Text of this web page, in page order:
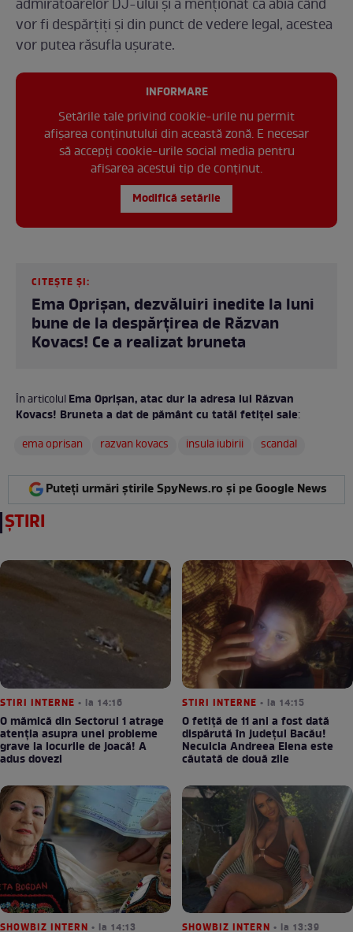
admiratoarelor DJ-ului și a menționat că abia când
vor fi despărțiți și din punct de vedere legal, acestea
vor putea răsufla ușurate.
INFORMARE
Setările tale privind cookie-urile nu permit
afișarea conținutului din această zonă. E necesar
să accepți cookie-urile social media pentru
afisarea acestui tip de conținut.
Modifică setările
CITEȘTE ȘI:
Ema Oprișan, dezvăluiri inedite la luni
bune de la despărțirea de Răzvan
Kovacs! Ce a realizat bruneta
În articolulEma Oprișan, atac dur la adresa lui Răzvan
Kovacs! Bruneta a dat de pământ cu tatăl fetiței sale:
ema oprisan
razvan kovacs insula iubirii scandal
Puteți urmări știrile SpyNews.ro și pe Google News
ȘTIRI
STIRI INTERNE • la 14:16
O mămică din Sectorul 1 atrage
atenția asupra unei probleme
grave la locurile de joacă! A
adus dovezi
STIRI INTERNE • la 14:15
O fetiță de 11 ani a fost dată
dispărută în județul Bacău!
Neculcia Andreea Elena este
căutată de două zile
SHOWBIZ INTERN • la 14:13 SHOWBIZ INTERN • la 13:39